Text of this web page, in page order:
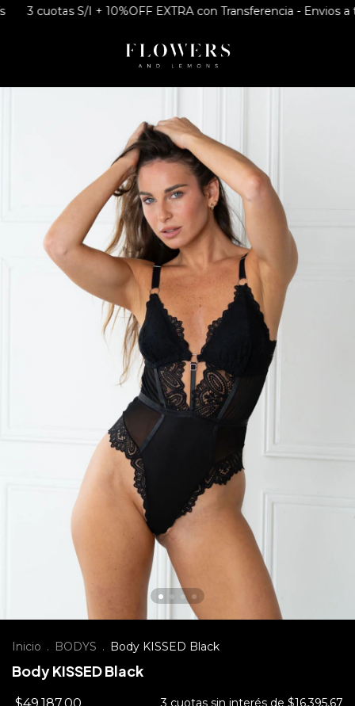
3 cuotas S/I + 10%OFF EXTRA con Transferencia - Envios a
Inicio . BODYS . Body KISSED Black
Body KISSED Black
3 cuotas sin interés de $16.395,67